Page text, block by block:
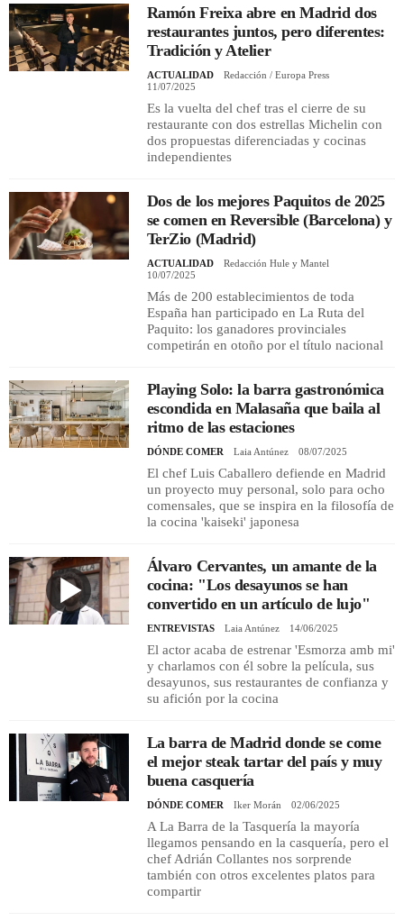
Ramón Freixa abre en Madrid dos
restaurantes juntos, pero diferentes:
Tradición y Atelier
ACTUALIDAD
Redacción / Europa Press
11/07/2025
Es la vuelta del chef tras el cierre de su
restaurante con dos estrellas Michelin con
dos propuestas diferenciadas y cocinas
independientes
Dos de los mejores Paquitos de 2025
se comen en Reversible (Barcelona) y
TerZio (Madrid)
ACTUALIDAD
Redacción Hule y Mantel
10/07/2025
Más de 200 establecimientos de toda
España han participado en La Ruta del
Paquito: los ganadores provinciales
competirán en otoño por el título nacional
Playing Solo: la barra gastronómica
escondida en Malasaña que baila al
ritmo de las estaciones
DÓNDE COMER Laia Antúnez 08/07/2025
El chef Luis Caballero defiende en Madrid
un proyecto muy personal, solo para ocho
comensales, que se inspira en la filosofía de
la cocina 'kaiseki' japonesa
Álvaro Cervantes, un amante de la
cocina: "Los desayunos se han
convertido en un artículo de lujo"
ENTREVISTAS Laia Antúnez 14/06/2025
El actor acaba de estrenar 'Esmorza amb mi'
y charlamos con él sobre la película, sus
desayunos, sus restaurantes de confianza y
su afición por la cocina
La barra de Madrid donde se come
el mejor steak tartar del país y muy
buena casquería
DÓNDE COMER Iker Morán 02/06/2025
A La Barra de la Tasquería la mayoría
llegamos pensando en la casquería, pero el
chef Adrián Collantes nos sorprende
también con otros excelentes platos para
compartir